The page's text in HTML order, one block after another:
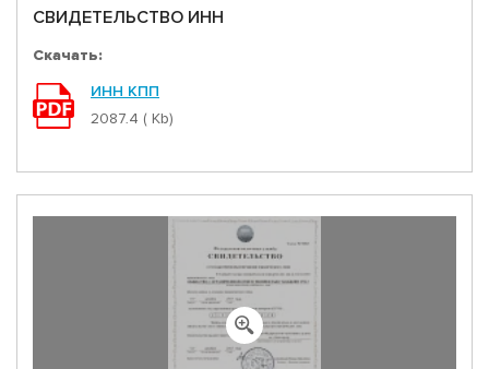
СВИДЕТЕЛЬСТВО ИНН
Скачать:
ИНН КПП
2087.4 ( Kb)